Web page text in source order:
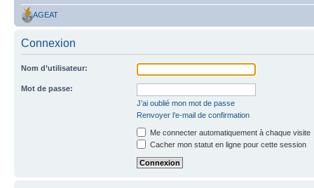
AGEAT
Connexion
Nom d’utilisateur:
Mot de passe:
J’ai oublié mon mot de passe
Renvoyer l’e-mail de confirmation
Me connecter automatiquement à chaque visite
Cacher mon statut en ligne pour cette session